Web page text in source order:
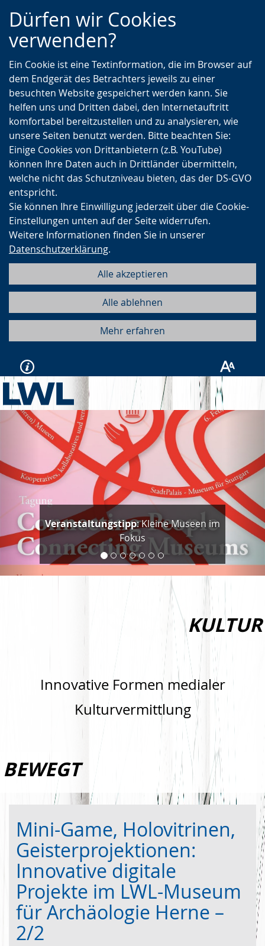
Zur
Hauptnavigation
Zur
Seitennavigation
Zum
Inhalt
Dürfen wir Cookies
verwenden?
Ein Cookie ist eine Textinformation, die im Browser auf
dem Endgerät des Betrachters jeweils zu einer
besuchten Website gespeichert werden kann. Sie
helfen uns und Dritten dabei, den Internetauftritt
komfortabel bereitzustellen und zu analysieren, wie
unsere Seiten benutzt werden. Bitte beachten Sie:
Einige Cookies von Drittanbietern (z.B. YouTube)
können Ihre Daten auch in Drittländer übermitteln,
welche nicht das Schutzniveau bieten, das der DS-GVO
entspricht.
Sie können Ihre Einwilligung jederzeit über die Cookie-
Einstellungen unten auf der Seite widerrufen.
Weitere Informationen finden Sie in unserer
Datenschutzerklärung.
Alle akzeptieren
Alle ablehnen
Mehr erfahren
Veranstaltungstipp: Kleine Museen im
Fokus
Vorherige
KULTUR
Innovative Formen medialer
Kulturvermittlung
BEWEGT
Mini-Game, Holovitrinen,
Geisterprojektionen:
Innovative digitale
Projekte im LWL-Museum
für Archäologie Herne –
2/2